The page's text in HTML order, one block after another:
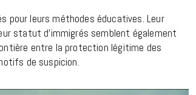
pour leurs méthodes éducatives. Leur
statut d’immigrés semblent également
entre la protection légitime des
de suspicion.
7 JUIN 2026